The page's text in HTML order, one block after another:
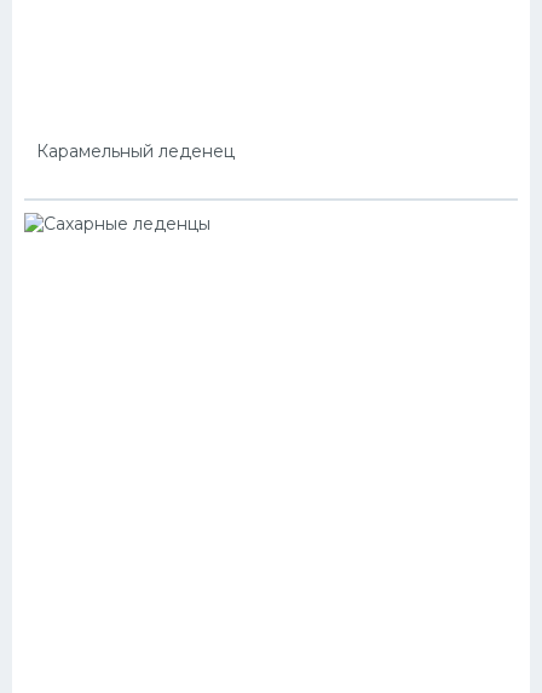
Карамельный леденец